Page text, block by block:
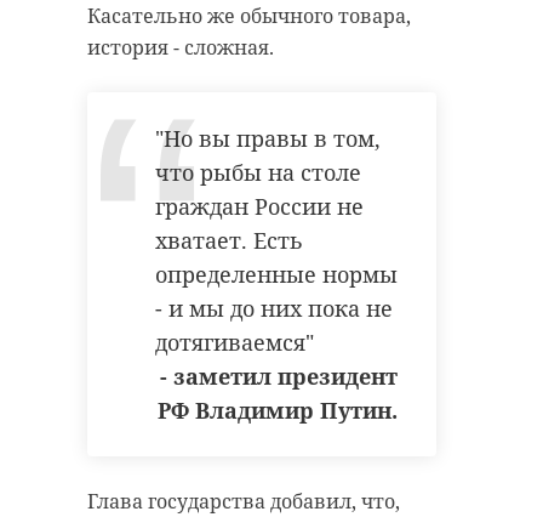
Касательно же обычного товара,
история - сложная.
"Но вы правы в том,
что рыбы на столе
граждан России не
хватает. Есть
определенные нормы
- и мы до них пока не
дотягиваемся"
- заметил президент
РФ Владимир Путин.
Глава государства добавил, что,